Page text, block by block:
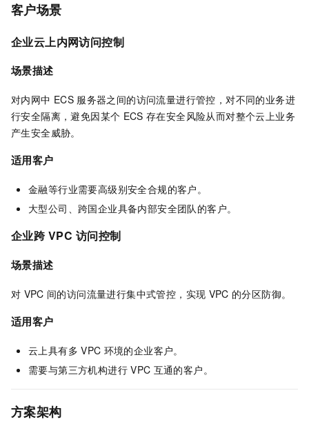
客户场景
企业云上内网访问控制
场景描述
对内网中 ECS 服务器之间的访问流量进行管控，对不同的业务进
行安全隔离，避免因某个 ECS 存在安全风险从而对整个云上业务
产生安全威胁。
适用客户
金融等行业需要高级别安全合规的客户。
大型公司、跨国企业具备内部安全团队的客户。
企业跨 VPC 访问控制
场景描述
对 VPC 间的访问流量进行集中式管控，实现 VPC 的分区防御。
适用客户
云上具有多 VPC 环境的企业客户。
需要与第三方机构进行 VPC 互通的客户。
方案架构